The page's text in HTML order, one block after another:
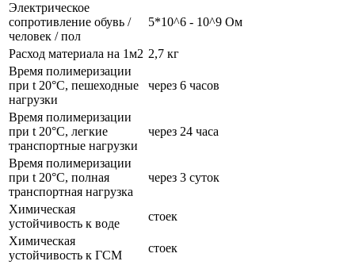
Электрическое
сопротивление обувь /
человек / пол
5*10^6 - 10^9 Ом
Расход материала на 1м2 2,7 кг
Время полимеризации
при t 20°C, пешеходные
нагрузки
через 6 часов
Время полимеризации
при t 20°C, легкие
транспортные нагрузки
через 24 часа
Время полимеризации
при t 20°C, полная
транспортная нагрузка
через 3 суток
Химическая
устойчивость к воде
стоек
Химическая
устойчивость к ГСМ
стоек